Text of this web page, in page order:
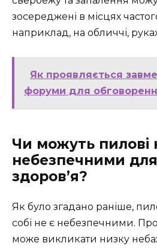
зосереджені в місцях
наприклад, на обличчі,
Як проявляється
форуми для
Чи можуть пилові
небезпечними
здоров’я?
Як було згадано раніше,
собі не є небезпечними.
може викликати низку